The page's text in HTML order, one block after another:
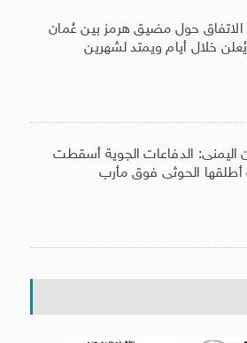
حول مضيق هرمز بين عُمان
خلال أيام ويمتد لشهرين
اليمنى: الدفاعات الجوية أسقطت
الحوثى فوق مأرب